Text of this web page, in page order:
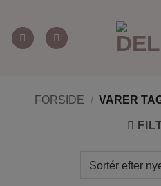
indhold
FORSIDE / VARER